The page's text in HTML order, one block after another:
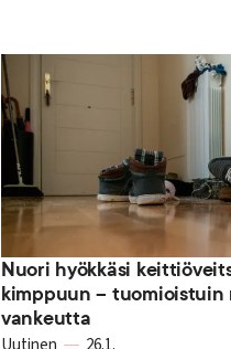
Nuori hyökkäsi
kimppuun – tuomioistuin
vankeutta